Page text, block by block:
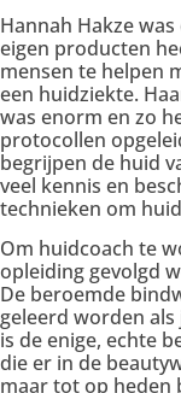
Hannah Hakze
eigen producten
mensen te helpen
een huidziekte.
was enorm en zo
protocollen
begrijpen de huid
veel kennis en
technieken om
Om huidcoach te
opleiding gevolgd
De beroemde
geleerd worden
is de enige, echte
die er in de
maar tot op heden